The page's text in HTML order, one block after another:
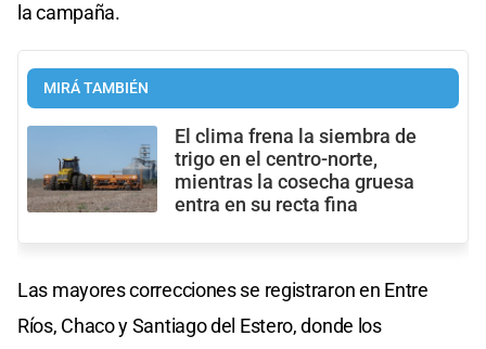
la campaña.
MIRÁ TAMBIÉN
El clima frena la siembra de
trigo en el centro-norte,
mientras la cosecha gruesa
entra en su recta fina
Las mayores correcciones se registraron en Entre
Ríos, Chaco y Santiago del Estero, donde los